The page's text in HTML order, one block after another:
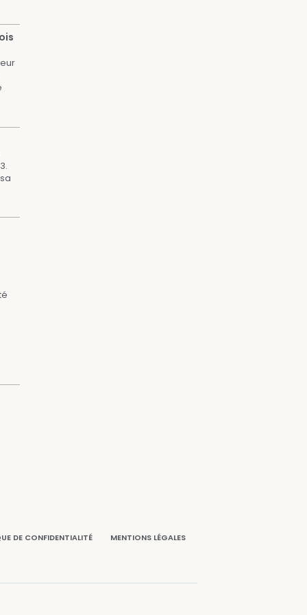
DE CONFIDENTIALITÉ MENTIONS LÉGALES